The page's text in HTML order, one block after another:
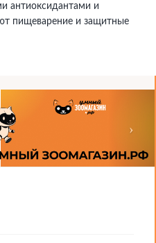
антиоксидантами и
пищеварение и защитные